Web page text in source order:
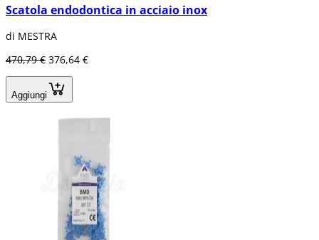
Scatola endodontica in acciaio inox
di MESTRA
470,79 € 376,64 €
Aggiungi